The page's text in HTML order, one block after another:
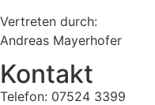
Vertreten durch:
Andreas Mayerhofer
Kontakt
Telefon: 07524 3399